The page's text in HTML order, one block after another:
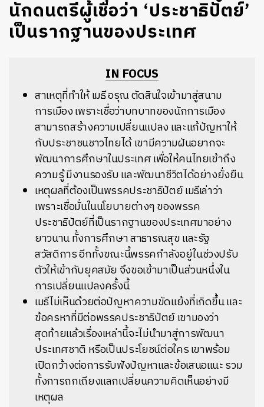
นักดนตรีผู้เชื่อว่า ‘ประชาธิปัตย์’
เป็นรากฐานของประเทศ
IN FOCUS
สาเหตุที่ทำให้ เมธี อรุณ ตัดสินใจเข้ามาสู่สนาม
การเมือง เพราะเชื่อว่าบทบาทของนักการเมือง
สามารถสร้างความเปลี่ยนแปลง และแก้ปัญหาให้
กับประชาชนชาวไทยได้ เขามีความฝันอยากจะ
พัฒนาการศึกษาในประเทศ เพื่อให้คนไทยเข้าถึง
ความรู้ มีงานรองรับ และพัฒนาชีวิตได้อย่างยั่งยืน
เหตุผลที่ต้องเป็นพรรคประชาธิปัตย์ เมธีเล่าว่า
เพราะเชื่อมั่นในนโยบายต่างๆ ของพรรค
ประชาธิปัตย์ที่เป็นรากฐานของประเทศมาอย่าง
ยาวนาน ทั้งการศึกษา สาธารณสุข และรัฐ
สวัสดิการ อีกทั้งขณะนี้พรรคกำลังอยู่ในช่วงปรับ
ตัวให้เข้ากับยุคสมัย จึงขอเข้ามาเป็นส่วนหนึ่งใน
การเปลี่ยนแปลงครั้งนี้
เมธีไม่เห็นด้วยต่อปัญหาความขัดแย้งที่เกิดขึ้น และ
ข้อครหาที่มีต่อพรรคประชาธิปัตย์ เขามองว่า
สุดท้ายแล้วเรื่องเหล่านี้จะไม่นำมาสู่การพัฒนา
ประเทศชาติ หรือเป็นประโยชน์ต่อใคร เขาพร้อม
เปิดกว้างต่อการรับฟังปัญหาและข้อเสนอแนะ รวม
ทั้งการถกเถียงแลกเปลี่ยนความคิดเห็นอย่างมี
เหตุผล